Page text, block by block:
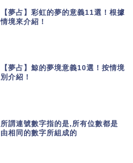
【夢占】彩虹的夢的意義11選！根據
情境來介紹！
【夢占】鯨的夢境意義10選！按情境
別介紹！
所謂連號數字指的是,所有位數都是
由相同的數字所組成的